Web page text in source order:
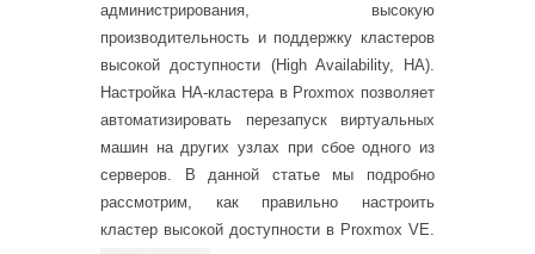
администрирования, высокую
производительность и поддержку кластеров
высокой доступности (High Availability, HA).
Настройка HA-кластера в Proxmox позволяет
автоматизировать перезапуск виртуальных
машин на других узлах при сбое одного из
серверов. В данной статье мы подробно
рассмотрим, как правильно настроить
кластер высокой доступности в Proxmox VE.